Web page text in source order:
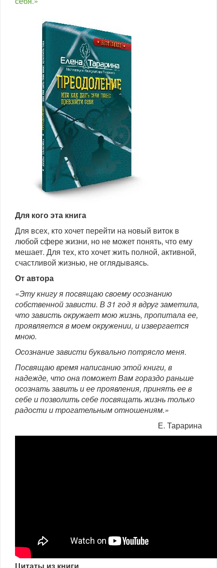
Для кого эта книга
Для всех, кто хочет перейти на новый виток в
любой сфере жизни, но не может понять, что ему
мешает. Для тех, кто хочет жить полной, активной,
счастливой жизнью, не оглядываясь.
От автора
«Эту книгу я посвящаю своему осознанию
собственной зависти. В 31 год я вдруг заметила,
что зависть окружает мою жизнь, пропитала ее,
проявляется в моем окружении, и извергается
мною.
Осознание зависти буквально потрясло меня.
Посвящаю время написанию этой книги, в
надежде, что она поможет Вам гораздо раньше
осознать завить и ее проявления, принять ее в
себе и позволить себе посвящать жизнь только
радости и трогательным отношениям.»
Е. Тарарина